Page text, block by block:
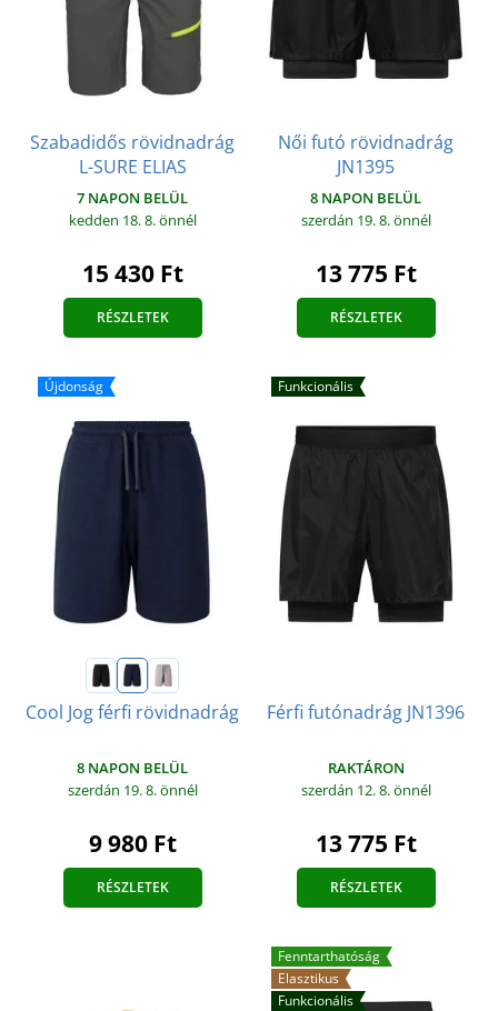
Szabadidős rövidnadrág
L-SURE ELIAS
7 NAPON BELÜL
kedden 18. 8.önnél
15 430 Ft
RÉSZLETEK
Női futó rövidnadrág
JN1395
8 NAPON BELÜL
szerdán 19. 8.önnél
13 775 Ft
RÉSZLETEK
Újdonság
Cool Jog férfi rövidnadrág
8 NAPON BELÜL
szerdán 19. 8.önnél
9 980 Ft
RÉSZLETEK
Funkcionális
Férfi futónadrág JN1396
RAKTÁRON
szerdán 12. 8.önnél
13 775 Ft
RÉSZLETEK
Fenntarthatóság
Elasztikus
Funkcionális